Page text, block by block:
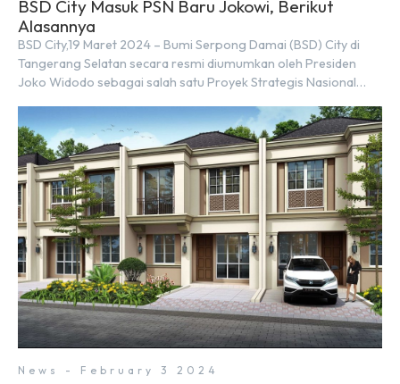
BSD City Masuk PSN Baru Jokowi, Berikut
Alasannya
BSD City,19 Maret 2024 – Bumi Serpong Damai (BSD) City di
Tangerang Selatan secara resmi diumumkan oleh Presiden
Joko Widodo sebagai salah satu Proyek Strategis Nasional
Koordinator Bidang Perekonomian, Airlangga Hartarto, setelah
Rapat Terbatas (ratas) bersama Jokowi di Istana Kepresidenan
pada hari Senin, 18 Maret 2024. Selain […]
News - February 3 2024